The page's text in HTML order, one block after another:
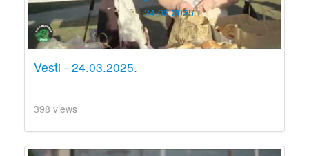
Vesti - 24.03.2025.
398 views